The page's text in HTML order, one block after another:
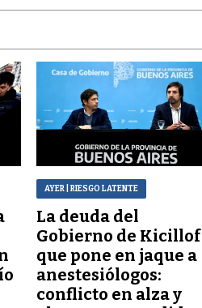
AYER | RIESGO LATENTE
La deuda del
Gobierno de Kicillof
que pone en jaque a
anestesiólogos:
conflicto en alza y